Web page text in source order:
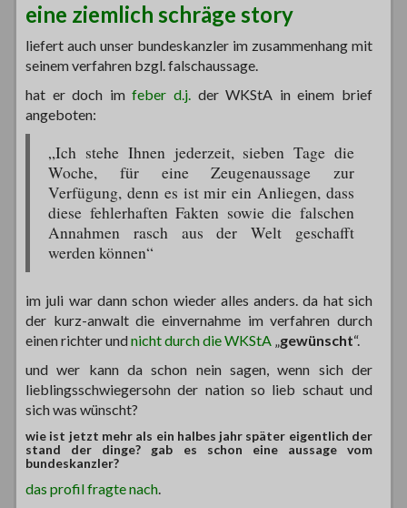
eine ziemlich schräge story
liefert auch unser bundeskanzler im zusammenhang mit
seinem verfahren bzgl. falschaussage.
hat er doch imfeber d.j. der WKStA in einem brief
angeboten:
„Ich stehe Ihnen jederzeit, sieben Tage die
Woche, für eine Zeugenaussage zur
Verfügung, denn es ist mir ein Anliegen, dass
diese fehlerhaften Fakten sowie die falschen
Annahmen rasch aus der Welt geschafft
werden können“
im juli war dann schon wieder alles anders. da hat sich
der kurz-anwalt die einvernahme im verfahren durch
einen richter undnicht durch die WKStA „gewünscht“.
und wer kann da schon nein sagen, wenn sich der
lieblingsschwiegersohn der nation so lieb schaut und
sich was wünscht?
wie ist jetzt mehr als ein halbes jahr später eigentlich der
stand der dinge? gab es schon eine aussage vom
bundeskanzler?
das profil fragte nach.